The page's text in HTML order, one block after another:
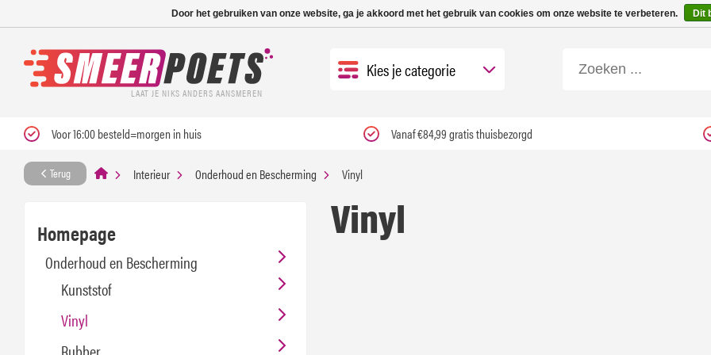
Nieuwe levertijd: 1 tot 3 werkdagen | Nu 25% korting op gehele assortiment Carfume met
LAAT JE NIKS ANDERS AANSMEREN
Kies je categorie
Voor 16:00 besteld=morgen in huis Vanaf €84,99 gratis thuisbezorgd
Terug Interieur Onderhoud en Bescherming Vinyl
Homepage
Onderhoud en Bescherming
Kunststof
Vinyl
Vinyl
Door het gebruiken van onze website, ga je akkoord met het gebruik van cookies om onze website te verbeteren. Dit